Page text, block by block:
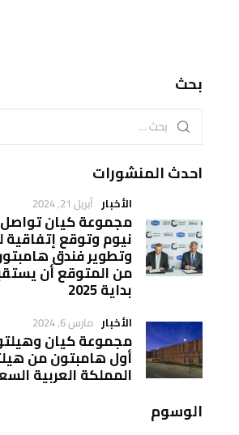
بحث
احدث المنشورات
الأخبار أبريل 21, 2024
مجموعة كيان
نيوم وتوقع إتفاقية
وتطوير فندق
من المتوقع أن
بداية 2025
الأخبار مارس 6, 2024
مجموعة كيان
أول هامبتون من
المملكة العربية
الوسوم